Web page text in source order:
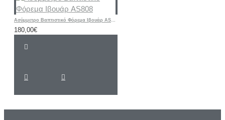
Ασύμμετρο Βαπτιστικό Φόρεμα Ιβουάρ AS808
180,00€